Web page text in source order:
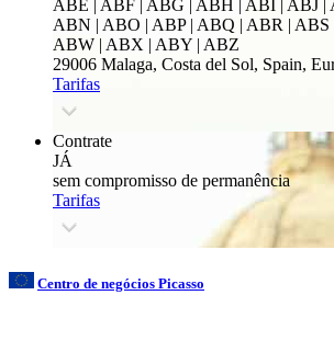
ABE | ABF | ABG | ABH | ABI | ABJ
ABN | ABO | ABP | ABQ | ABR |
ABW | ABX | ABY | ABZ
29006 Malaga, Costa del Sol, Spain,
Tarifas
Contrate
JÁ
sem compromisso de permanência
Tarifas
Centro de negócios Picasso